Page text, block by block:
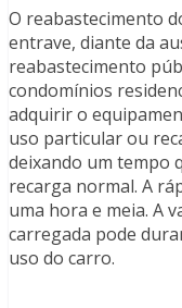
O reabastecimento
entrave, diante da
reabastecimento
condomínios
adquirir o
uso particular ou
deixando um tempo
recarga normal. A
uma hora e meia. A
carregada pode
uso do carro.